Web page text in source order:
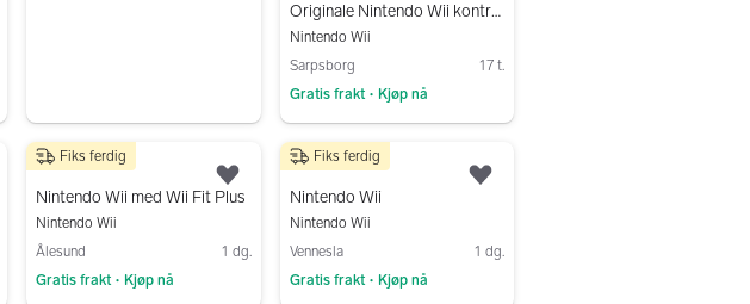
Originale Nintendo Wii kontroller selges!
Nintendo Wii
Sarpsborg
17 t.
Gratis frakt • Kjøp nå
Legg til som favoritt.
700 kr
Nintendo Wii med Wii Fit Plus
Nintendo Wii
Ålesund
1 dg.
Gratis frakt • Kjøp nå
Fiks ferdig
Legg til som favoritt.
300 kr
Nintendo Wii
Nintendo Wii
Vennesla
1 dg.
Gratis frakt • Kjøp nå
Fiks ferdig